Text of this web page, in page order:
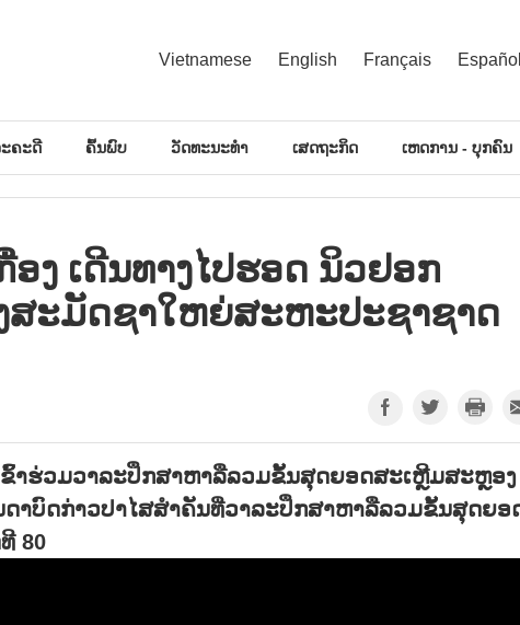
Vietnamese English Français
ຄະດີ ຄົ້ນພົບ ວັດທະນະທຳ ເສດຖະກິດ ເຫດການ - ບຸກຄົນ
ອງ ເດີນທາງໄປຮອດ ນິວຢອກ
ສະມັດຊາໃຫຍ່ສະຫະປະຊາຊາດ
າຮ່ວມວາລະປຶກສາຫາລືລວມຂັ້ນສຸດຍອດສະເຫຼີມສະຫຼອງ
າບົດກ່າວປາໄສສຳຄັນທີ່ວາລະປຶກສາຫາລືລວມຂັ້ນສຸດຍອ
80